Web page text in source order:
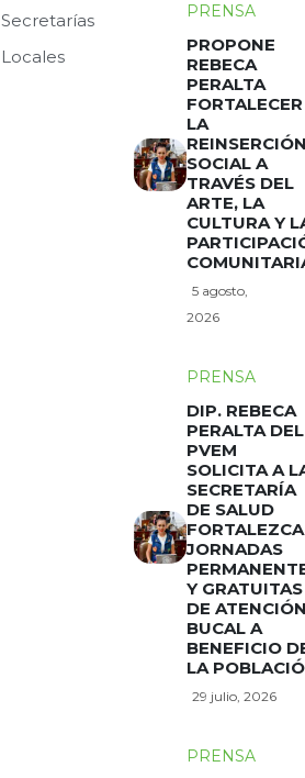
Secretarías
Locales
PRENSA
PROPONE
REBECA
PERALTA
FORTALECER
LA
SOCIAL A
TRAVÉS DEL
ARTE, LA
CULTURA Y
5 agosto,
2026
PRENSA
DIP. REBECA
PERALTA DEL
PVEM
SOLICITA A
SECRETARÍA
DE SALUD
FORTALEZCA
JORNADAS
Y GRATUITAS
DE
BUCAL A
BENEFICIO
LA
29 julio, 2026
PRENSA